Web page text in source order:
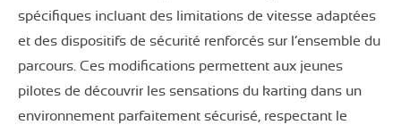
spécifiques incluant des limitations de vitesse adaptées
et des dispositifs de sécurité renforcés sur l’ensemble du
parcours. Ces modifications permettent aux jeunes
pilotes de découvrir les sensations du karting dans un
environnement parfaitement sécurisé, respectant le